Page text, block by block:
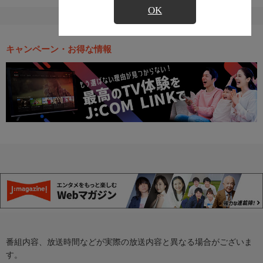
OK
キャンペーン・お得な情報
番組内容、放送時間などが実際の放送内容と異なる場合がございま
す。